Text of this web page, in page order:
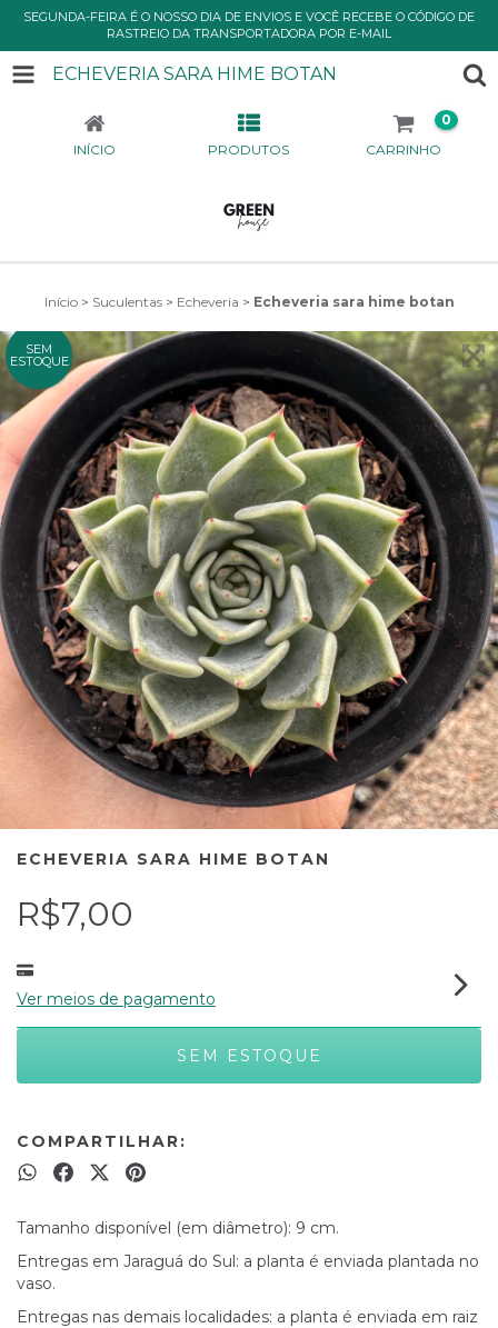
SEGUNDA-FEIRA É O NOSSO DIA DE ENVIOS E VOCÊ RECEBE O CÓDIGO DE
RASTREIO DA TRANSPORTADORA POR E-MAIL
ECHEVERIA SARA HIME BOTAN
INÍCIO PRODUTOS CARRINHO
0
Início > Suculentas > Echeveria > Echeveria sara hime botan
SEM
ESTOQUE
ECHEVERIA SARA HIME BOTAN
R$7,00
Ver meios de pagamento
COMPARTILHAR:
Tamanho disponível (em diâmetro): 9 cm.
Entregas em Jaraguá do Sul: a planta é enviada plantada no
vaso.
Entregas nas demais localidades: a planta é enviada em raiz